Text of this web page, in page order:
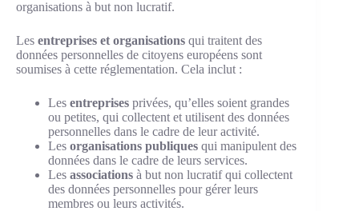
organisations à but non lucratif.
Les entreprises et organisations qui traitent des
données personnelles de citoyens européens sont
soumises à cette réglementation. Cela inclut :
Les entreprises privées, qu’elles soient grandes
ou petites, qui collectent et utilisent des données
personnelles dans le cadre de leur activité.
Les organisations publiques qui manipulent des
données dans le cadre de leurs services.
Les associations à but non lucratif qui collectent
des données personnelles pour gérer leurs
membres ou leurs activités.